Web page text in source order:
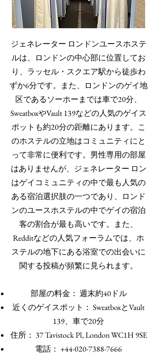
ジェネレーター ロンドンユースホステ
ルは、ロンドンの中心部に位置してお
り、ラッセル・スクエア駅から徒歩わ
ずか6分です。また、ロンドンのゲイ地
区であるソーホーまでは車で20分、
SweatboxやVault 139などの人気のゲイス
ポットも約20分の距離にあります。こ
のホステルの立地はコミュニティにと
って非常に便利です。男性専用の部屋
はありませんが、
ジェネレーター ロン
はゲイコミュニティの中で最も人気の
ある宿泊選択肢の一つであり、ロンド
ンのユースホステルの中でゲイの宿泊
客の割合が最も高いです。また、
Redditなどの人気フォーラムでは、ホ
ステルの地下にある浴室での出会いに
関する投稿が頻繁に見られます。
部屋の料金： 週末約40ドル
近くのゲイスポット： SweatboxとVault
139、車で20分
住所： 37 Tavistock Pl, London WC1H 9SE
電話： +44-020-7388-7666